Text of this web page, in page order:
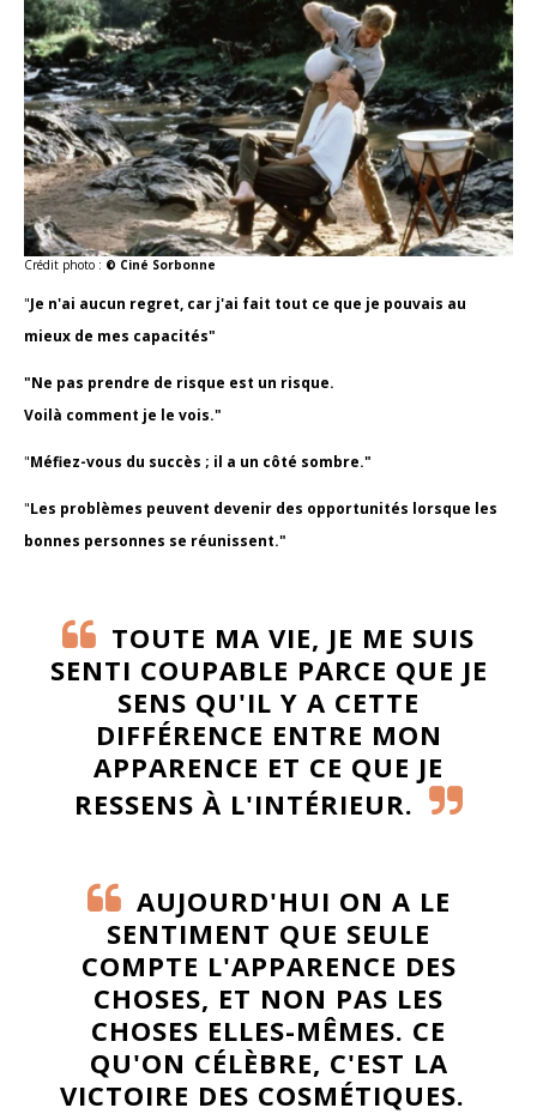
Crédit photo : © Ciné Sorbonne
"Je n'ai aucun regret, car j'ai fait tout ce que je pouvais au
mieux de mes capacités"
"Ne pas prendre de risque est un risque.
Voilà comment je le vois."
"Méfiez-vous du succès ; il a un côté sombre."
"Les problèmes peuvent devenir des opportunités lorsque les
bonnes personnes se réunissent."
TOUTE MA VIE, JE ME SUIS
SENTI COUPABLE PARCE QUE JE
SENS QU'IL Y A CETTE
DIFFÉRENCE ENTRE MON
APPARENCE ET CE QUE JE
RESSENS À L'INTÉRIEUR.
AUJOURD'HUI ON A LE
SENTIMENT QUE SEULE
COMPTE L'APPARENCE DES
CHOSES, ET NON PAS LES
CHOSES ELLES-MÊMES. CE
QU'ON CÉLÈBRE, C'EST LA
VICTOIRE DES COSMÉTIQUES.